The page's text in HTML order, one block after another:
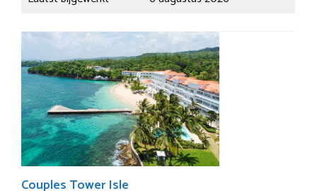
Couples Tower Isle